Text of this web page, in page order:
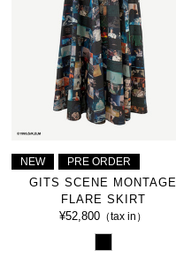
NEW PRE ORDER
GITS SCENE MONTAGE
FLARE SKIRT
¥52,800 （tax in）